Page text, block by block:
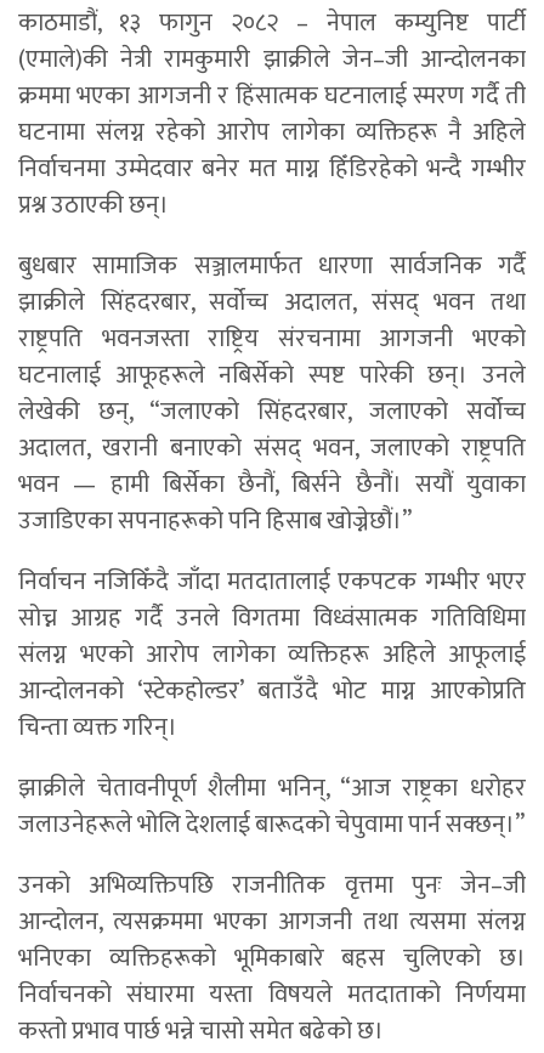
काठमाडौं, १३ फागुन २०८२ – नेपाल कम्युनिष्ट पार्टी
(एमाले)की नेत्री रामकुमारी झाक्रीले जेन–जी आन्दोलनका
क्रममा भएका आगजनी र हिंसात्मक घटनालाई स्मरण गर्दै ती
घटनामा संलग्न रहेको आरोप लागेका व्यक्तिहरू नै अहिले
निर्वाचनमा उम्मेदवार बनेर मत माग्न हिँडिरहेको भन्दै गम्भीर
प्रश्न उठाएकी छन्।
बुधबार सामाजिक सञ्जालमार्फत धारणा सार्वजनिक गर्दै
झाक्रीले सिंहदरबार, सर्वोच्च अदालत, संसद् भवन तथा
राष्ट्रपति भवनजस्ता राष्ट्रिय संरचनामा आगजनी भएको
घटनालाई आफूहरूले नबिर्सेको स्पष्ट पारेकी छन्। उनले
लेखेकी छन्, “जलाएको सिंहदरबार, जलाएको सर्वोच्च
अदालत, खरानी बनाएको संसद् भवन, जलाएको राष्ट्रपति
भवन — हामी बिर्सेका छैनौं, बिर्सने छैनौं। सयौं युवाका
उजाडिएका सपनाहरूको पनि हिसाब खोज्नेछौं।”
निर्वाचन नजिकिँदै जाँदा मतदातालाई एकपटक गम्भीर भएर
सोच्न आग्रह गर्दै उनले विगतमा विध्वंसात्मक गतिविधिमा
संलग्न भएको आरोप लागेका व्यक्तिहरू अहिले आफूलाई
आन्दोलनको ‘स्टेकहोल्डर’ बताउँदै भोट माग्न आएकोप्रति
चिन्ता व्यक्त गरिन्।
झाक्रीले चेतावनीपूर्ण शैलीमा भनिन्, “आज राष्ट्रका धरोहर
जलाउनेहरूले भोलि देशलाई बारूदको चेपुवामा पार्न सक्छन्।”
उनको अभिव्यक्तिपछि राजनीतिक वृत्तमा पुनः जेन–जी
आन्दोलन, त्यसक्रममा भएका आगजनी तथा त्यसमा संलग्न
भनिएका व्यक्तिहरूको भूमिकाबारे बहस चुलिएको छ।
निर्वाचनको संघारमा यस्ता विषयले मतदाताको निर्णयमा
कस्तो प्रभाव पार्छ भन्ने चासो समेत बढेको छ।